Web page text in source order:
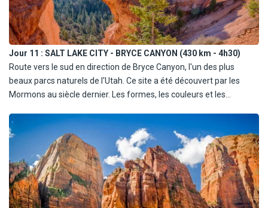
pension complète) Arrivée à Salt Lake City, ville fondée par les
Mormons et capitale de la recherche généalogique. Tour
d'orientation avec notamment Temple Square où vous pourrez
découvrir le temple des Mormons de l'extérieur. Dîner et nuit à Salt
Lake City.
Jour 11 : SALT LAKE CITY - BRYCE CANYON (430 km - 4h30)
Route vers le sud en direction de Bryce Canyon, l'un des plus
beaux parcs naturels de l'Utah. Ce site a été découvert par les
Mormons au siècle dernier. Les formes, les couleurs et les
constamment de l'aube au crépuscule. Déjeuner libre à l'arrivée
(ou inclus en pension complète) puis découverte du parc l'après-
midi. Diner et nuit sur place.